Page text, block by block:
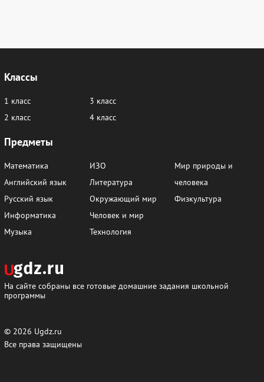
Классы
1 класс
2 класс
3 класс
4 класс
Предметы
Математика
Английский язык
Русский язык
Информатика
Музыка
ИЗО
Литература
Окружающий мир
Человек и мир
Технология
Мир природы и
человека
Физкультура
На сайте собраны все готовые домашние задания школьной
программы
© 2026 Ugdz.ru
Все права защищены